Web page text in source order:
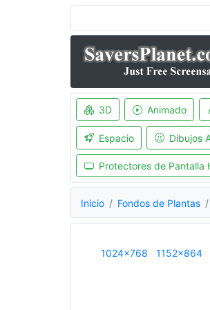
3D Animado
Espacio Dibujos
Protectores de Pantalla
Inicio Fondos de Plantas
1024x768 1152x864